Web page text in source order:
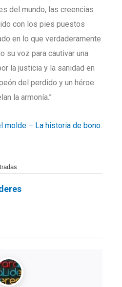
del mundo, las creencias
con los pies puestos
en lo que verdaderamente
su voz para cautivar una
la justicia y la sanidad en
del perdido y un héroe
la armonía.”
molde – La historia de bono.